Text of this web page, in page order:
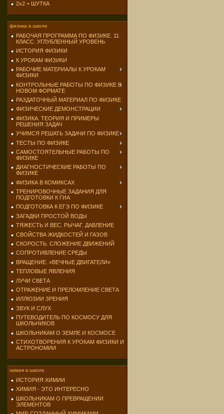
2х2 + ШУТКА
физика в школе
РАБОЧАЯ ПРОГРАММА ПО ФИЗИКЕ. 11
КЛАСС. УГЛУБЛЕННЫЙ УРОВЕНЬ
ИСТОРИЯ ФИЗИКИ
К УРОКАМ ФИЗИКИ
РАБОЧИЕ МАТЕРИАЛЫ К УРОКАМ
ФИЗИКИ
КОНТРОЛЬНЫЕ РАБОТЫ ПО ФИЗИКЕ В
НОВОМ ФОРМАТЕ
РАЗДАТОЧНЫЙ МАТЕРИАЛ ПО ФИЗИКЕ
ФИЗИЧЕСКИЕ ДЕМОНСТРАЦИИ
ФИЗИКА. ТЕОРИЯ И ПРИМЕРЫ
РЕШЕНИЯ ЗАДАЧ
УЧИМСЯ РЕШАТЬ ЗАДАЧИ ПО ФИЗИКЕ
ТЕСТЫ ПО ФИЗИКЕ
САМОСТОЯТЕЛЬНЫЕ РАБОТЫ ПО
ФИЗИКЕ
ДИАГНОСТИЧЕСКИЕ РАБОТЫ ПО
ФИЗИКЕ
ФИЗИКА В КОМИКСАХ
ТРЕНИРОВОЧНЫЕ ЗАДАНИЯ ДЛЯ
ПОДГОТОВКИ К ГИА
ПОДГОТОВКА К ЕГЭ ПО ФИЗИКЕ
ЗАГАДКИ ПРОСТОЙ ВОДЫ
ТЯЖЕСТЬ И ВЕС. РЫЧАГ. ДАВЛЕНИЕ
СВОЙСТВА ЖИДКОСТЕЙ И ГАЗОВ
СКОРОСТЬ. СЛОЖЕНИЕ ДВИЖЕНИЙ
СОПРОТИВЛЕНИЕ СРЕДЫ
ВРАЩЕНИЕ. «ВЕЧНЫЕ ДВИГАТЕЛИ»
ТЕПЛОВЫЕ ЯВЛЕНИЯ
ЛУЧИ СВЕТА
ОТРАЖЕНИЕ И ПРЕЛОМЛЕНИЕ СВЕТА
ИЛЛЮЗИИ ЗРЕНИЯ
ЗВУК И СЛУХ
ПУТЕВОДИТЕЛЬ ПО КОСМОСУ ДЛЯ
ШКОЛЬНИКОВ
ШКОЛЬНИКАМ О ЗЕМЛЕ И КОСМОСЕ
СТИХОТВОРЕНИЯ К УРОКАМ ФИЗИКИ И
АСТРОНОМИИ
химия в школе
ИСТОРИЯ ХИМИИ
ХИМИЯ - ЭТО ИНТЕРЕСНО
ШКОЛЬНИКАМ О ПРЕВРАЩЕНИИ
ЭЛЕМЕНТОВ